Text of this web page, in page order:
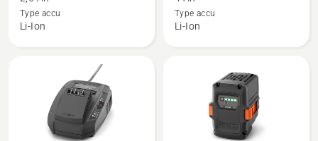
Aspire™
P4A
Type accu
Li-Ion
Aspire™
P4A
Type accu
Li-Ion